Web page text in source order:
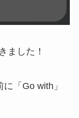
ました！
「Go with」